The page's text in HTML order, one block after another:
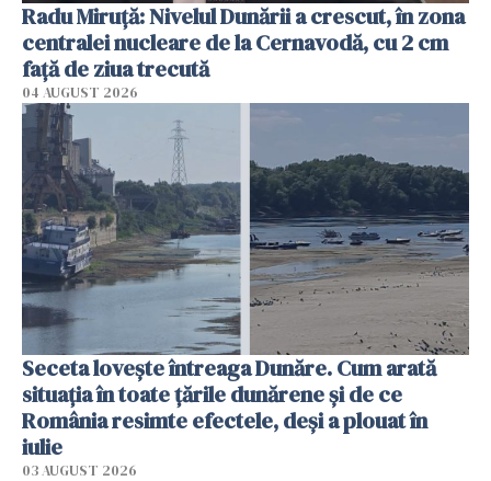
Radu Miruţă: Nivelul Dunării a crescut, în zona
centralei nucleare de la Cernavodă, cu 2 cm
faţă de ziua trecută
04 AUGUST 2026
Seceta lovește întreaga Dunăre. Cum arată
situația în toate țările dunărene și de ce
România resimte efectele, deși a plouat în
iulie
03 AUGUST 2026